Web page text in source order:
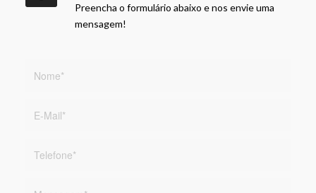
Preencha o formulário abaixo e nos envie uma
mensagem!